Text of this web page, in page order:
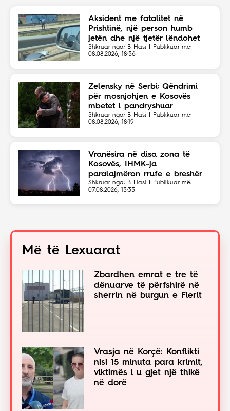
Aksident me fatalitet në
Prishtinë, një person humb
jetën dhe një tjetër lëndohet
Shkruar nga: B Hasi | Publikuar më:
08.08.2026, 18:36
Zelensky në Serbi: Qëndrimi
për mosnjohjen e Kosovës
mbetet i pandryshuar
Shkruar nga: B Hasi | Publikuar më:
08.08.2026, 18:19
Vranësira në disa zona të
Kosovës, IHMK-ja
paralajmëron rrufe e breshër
Shkruar nga: B Hasi | Publikuar më:
07.08.2026, 13:33
Më të Lexuarat
Zbardhen emrat e tre të
dënuarve të përfshirë në
sherrin në burgun e Fierit
Vrasja në Korçë: Konflikti
nisi 15 minuta para krimit,
viktimës i u gjet një thikë
në dorë